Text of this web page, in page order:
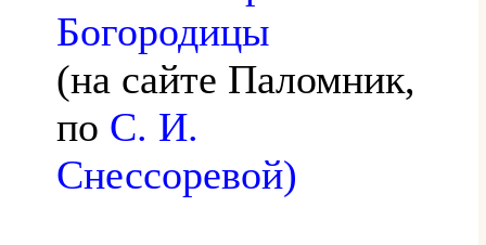
Богородицы
(на сайте Паломник,
по С. И.
Снессоревой)